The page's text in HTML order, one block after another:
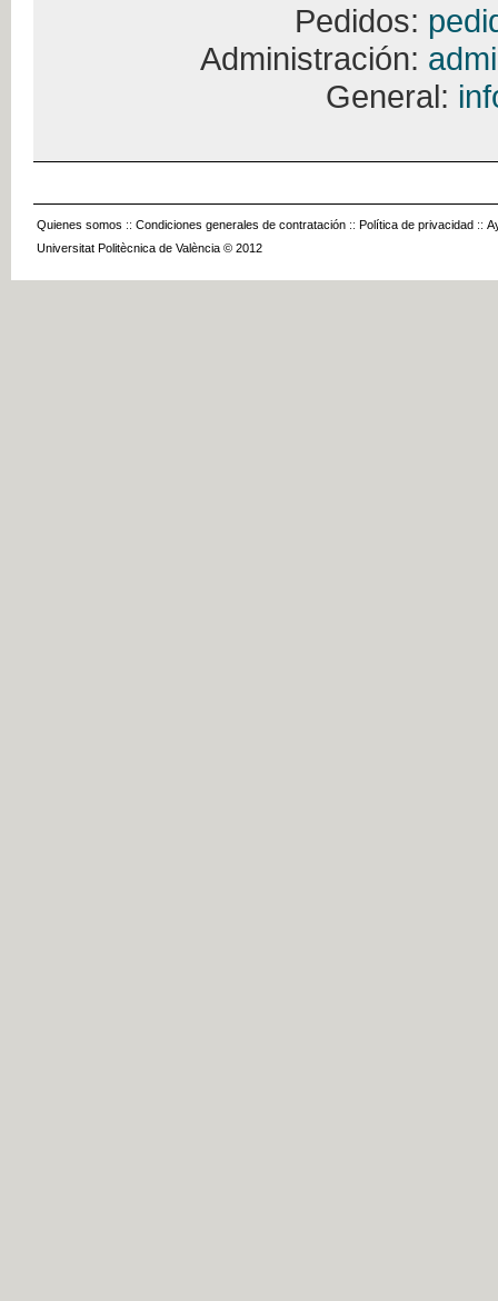
Pedidos:
Administración:
General:
Quienes somos :: Condiciones generales de contratación :: Política de privacidad ::
Universitat Politècnica de València © 2012